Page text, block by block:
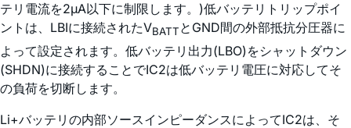
テリ電流を2µA以下に制限します。)低バッテリトリップポイ
ントは、LBIに接続されたVBATTとGND間の外部抵抗分圧器に
よって設定されます。低バッテリ出力(LBO)をシャットダウン
(SHDN)に接続することでIC2は低バッテリ電圧に対応してそ
の負荷を切断します。
Li+バッテリの内部ソースインピーダンスによってIC2は、そ